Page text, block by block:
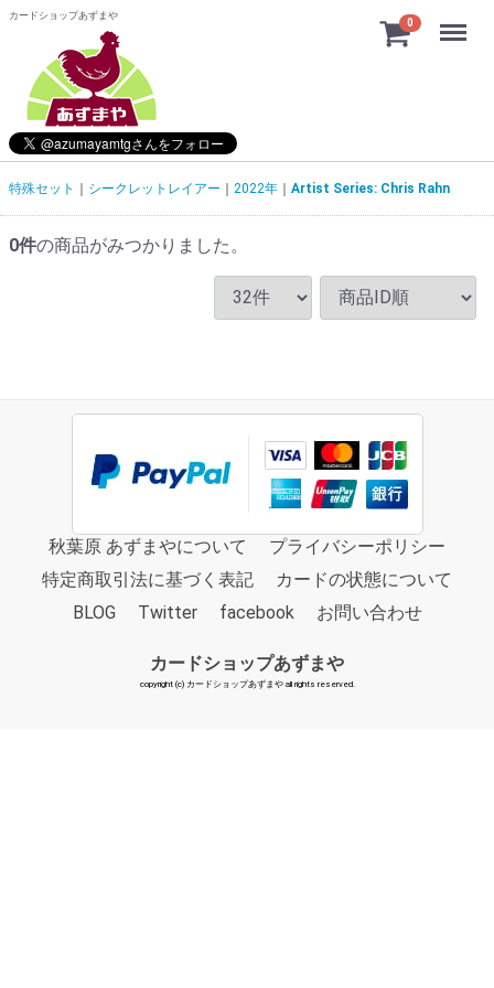
カードショップあずまや
0 Menu
特殊セット シークレットレイアー 2022年 Artist Series: Chris Rahn
0件の商品がみつかりました。
秋葉原 あずまやについて
プライバシーポリシー
特定商取引法に基づく表記
カードの状態について
BLOG
Twitter facebook お問い合わせ
カードショップあずまや
copyright (c) カードショップあずまや all rights reserved.